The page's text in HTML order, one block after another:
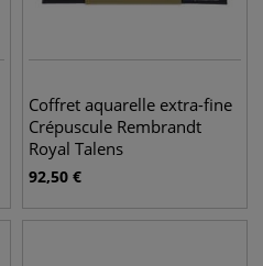
Coffret aquarelle extra-fine
Crépuscule Rembrandt
Royal Talens
92,50 €